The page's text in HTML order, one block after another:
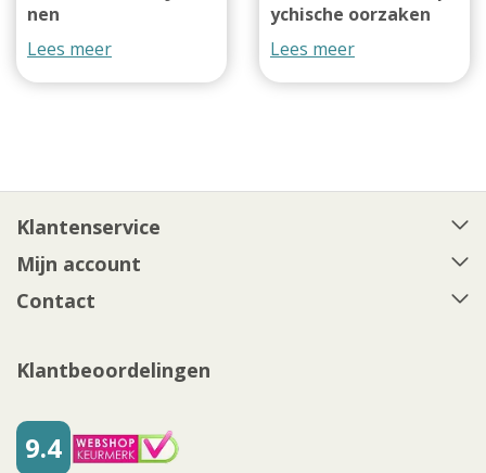
nen
Lees meer
ychische oorzaken
Lees meer
Klantenservice
Mijn account
Contact
Klantbeoordelingen
9.4